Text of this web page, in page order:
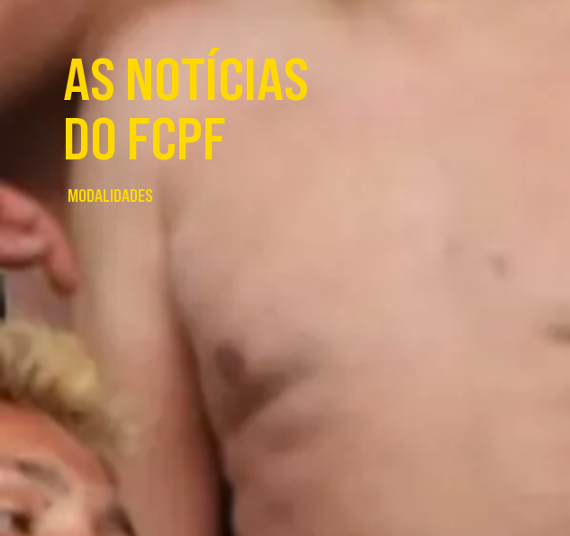
AS NOTÍCIAS
DO FCPF
MODALIDADES